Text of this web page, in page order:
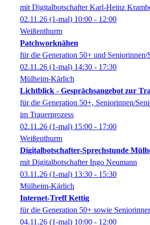
mit Digitalbotschafter Karl-Heinz
02.11.26 (1-mal) 10:00 - 12:00
Weißenthurm
Patchworknähen
für die Generation 50+ und Seniorinnen/
02.11.26 (1-mal) 14:30 - 17:30
Mülheim-Kärlich
Lichtblick - Gesprächsangebot zur
für die Generation 50+, Seniorinnen/
im Trauerprozess
02.11.26 (1-mal) 15:00 - 17:00
Weißenthurm
Digitalbotschafter-Sprechstunde
mit Digitalbotschafter Ingo Neumann
03.11.26 (1-mal) 13:30 - 15:30
Mülheim-Kärlich
Internet-Treff Kettig
für die Generation 50+ sowie
04.11.26 (1-mal) 10:00 - 12:00